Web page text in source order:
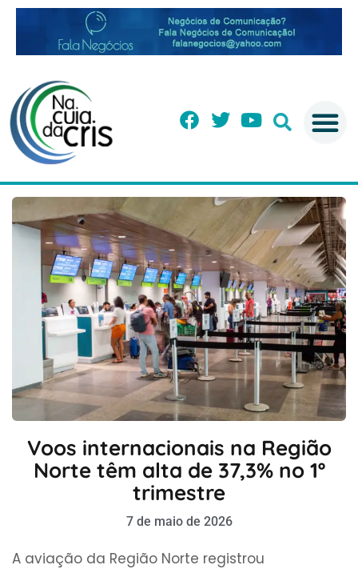
Voos internacionais na Região
Norte têm alta de 37,3% no 1º
trimestre
7 de maio de 2026
A aviação da Região Norte registrou